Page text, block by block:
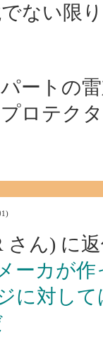
ない限
ートの
ロテク
さん) に
ーカが
に対し